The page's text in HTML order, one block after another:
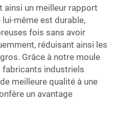
ainsi un meilleur rapport
même est durable,
fois sans avoir
réduisant ainsi les
Grâce à notre moule
fabricants industriels
meilleure qualité à une
un avantage